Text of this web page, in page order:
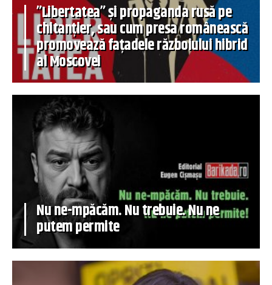
”Libertatea” și propaganda rusă pe
chitanțier, sau cum presa românească
promovează fațadele războiului hibrid
al Moscovei
Nu ne-mpăcăm. Nu trebuie. Nu ne
putem permite